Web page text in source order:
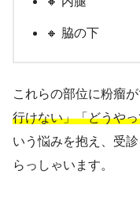
🔸 脇の下
これらの部位に粉瘤が
行けない」「どうや
いう悩みを抱え、受
らっしゃいます。